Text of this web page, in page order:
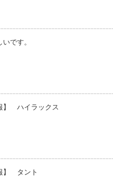
です。
】 ハイラックス
】 タント